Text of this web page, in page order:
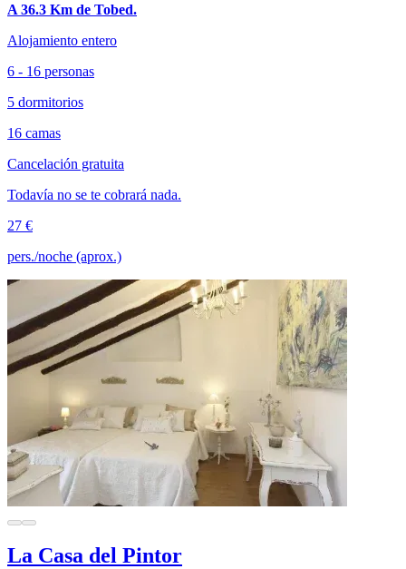
A 36.3 Km de Tobed.
Alojamiento entero
6 - 16 personas
5 dormitorios
16 camas
Cancelación gratuita
Todavía no se te cobrará nada.
27 €
pers./noche (aprox.)
La Casa del Pintor